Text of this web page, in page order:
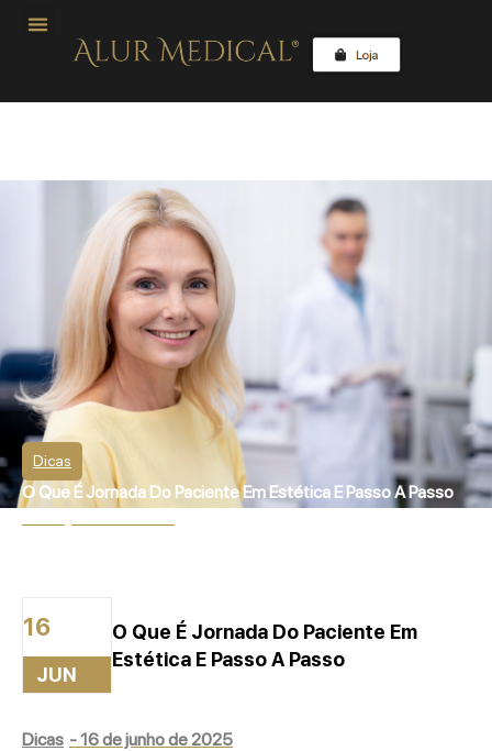
Dicas
O Que É Jornada Do Paciente Em Estética E Passo A Passo
16
JUN
O Que É Jornada Do Paciente Em
Estética E Passo A Passo
Dicas -16 de junho de 2025